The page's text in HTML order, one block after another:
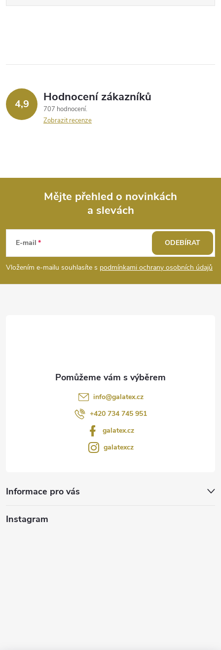
4,9 Hodnocení zákazníků
707 hodnocení
Zobrazit recenze
p
a
Mějte přehled o novinkách
a slevách
E-mail
Vložením e-mailu souhlasíte s podmínkami ochrany osobních údajů
ODEBÍRAT
info@galatex.cz
+420 734 745 951
galatex.cz
galatexcz
Informace pro vás
Instagram